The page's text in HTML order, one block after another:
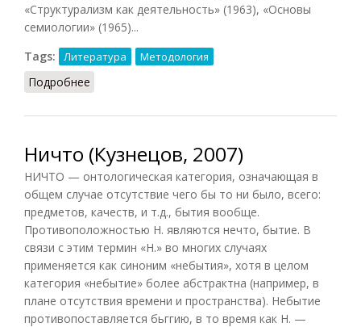
«Структурализм как деятельность» (1963), «Основы
семиологии» (1965)...
Tags:
Литература Методология
Подробнее
Ничто (Кузнецов, 2007)
НИЧТО — онтологическая категория, означающая в
общем случае отсутствие чего бы то ни было, всего:
предметов, качеств, и т.д., бытия вообще.
Противоположностью Н. являются нечто, бытие. В
связи с этим термин «Н.» во многих случаях
применяется как синоним «небытия», хотя в целом
категория «небытие» более абстрактна (например, в
плане отсутствия времени и пространства). Небытие
противопоставляется бьггию, в то время как Н. —